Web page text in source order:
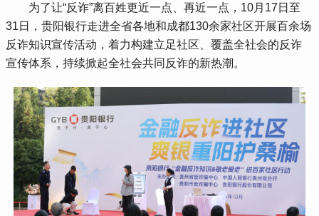
为了让“反诈”离百姓更近一点、再近一点，10月17日至
31日，贵阳银行走进全省各地和成都130余家社区开展百余场
反诈知识宣传活动，着力构建立足社区、覆盖全社会的反诈
宣传体系，持续掀起全社会共同反诈的新热潮。